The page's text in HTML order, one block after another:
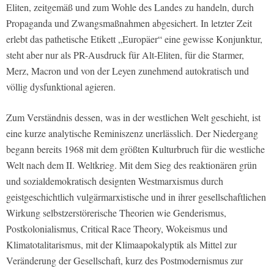
Eliten, zeitgemäß und zum Wohle des Landes zu handeln, durch
Propaganda und Zwangsmaßnahmen abgesichert. In letzter Zeit
erlebt das pathetische Etikett „Europäer“ eine gewisse Konjunktur,
steht aber nur als PR-Ausdruck für Alt-Eliten, für die Starmer,
Merz, Macron und von der Leyen zunehmend autokratisch und
völlig dysfunktional agieren.
Zum Verständnis dessen, was in der westlichen Welt geschieht, ist
eine kurze analytische Reminiszenz unerlässlich. Der Niedergang
begann bereits 1968 mit dem größten Kulturbruch für die westliche
Welt nach dem II. Weltkrieg. Mit dem Sieg des reaktionären grün
und sozialdemokratisch designten Westmarxismus durch
geistgeschichtlich vulgärmarxistische und in ihrer gesellschaftlichen
Wirkung selbstzerstörerische Theorien wie Genderismus,
Postkolonialismus, Critical Race Theory, Wokeismus und
Klimatotalitarismus, mit der Klimaapokalyptik als Mittel zur
Veränderung der Gesellschaft, kurz des Postmodernismus zur